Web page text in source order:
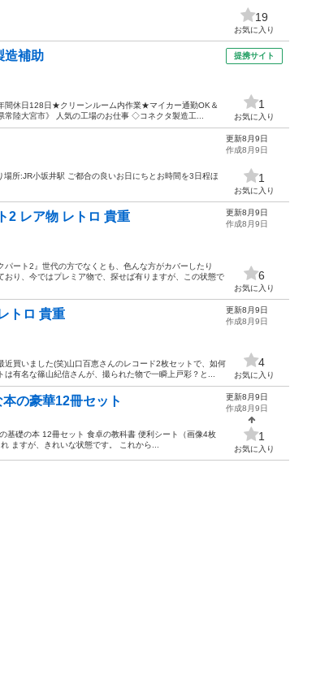
19
お気に入り
造補助
間休日128日★クリーンルーム内作業★マイカー通勤OK＆
陸大宮市》 人気の工場のお仕事 ◇コネクタ製造工...
提携サイト
1
お気に入り
所:JR小坂井駅 ご都合の良いお日にちとお時間を3日程ほ
更新8月9日
作成8月9日
1
お気に入り
2 レア物 レトロ 貴重
ート2』世代の方でなくとも、色んな方がカバーしたり
り、今ではプレミア物で、探せば有りますが、この状態で
更新8月9日
作成8月9日
6
お気に入り
トロ 貴重
買いました(笑)山口百恵さんのレコード2枚セットで、如何
有名な篠山紀信さんが、撮られた物で一瞬上戸彩？と...
更新8月9日
作成8月9日
4
お気に入り
の豪華12冊セット
基礎の本 12冊セット 食卓の教科書 便利シート（画像4枚
ますが、きれいな状態です。 これから...
更新8月9日
作成8月9日
1
お気に入り